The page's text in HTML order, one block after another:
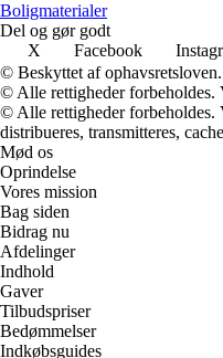
Boligmaterialer
Del og gør godt
X
Facebook
© Beskyttet af ophavsretsloven.
© Alle rettigheder forbeholdes.
© Alle rettigheder forbeholdes.
distribueres, transmitteres,
Mød os
Oprindelse
Vores mission
Bag siden
Bidrag nu
Afdelinger
Indhold
Gaver
Tilbudspriser
Bedømmelser
Indkøbsguides